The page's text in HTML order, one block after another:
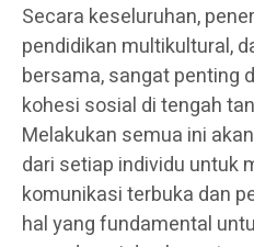
Secara keseluruhan,
pendidikan multikultural,
bersama, sangat penting
kohesi sosial di tengah
Melakukan semua ini
dari setiap individu untuk
komunikasi terbuka dan
hal yang fundamental